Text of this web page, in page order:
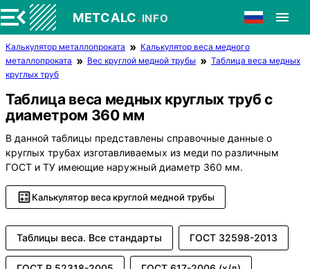
METCALC.INFO
Калькулятор металлопроката
Калькулятор веса медного
металлопроката
Вес круглой медной трубы
Таблица веса медных
круглых труб
Таблица веса медных круглых труб с
диаметром 360 мм
В данной таблицы представлены справочные данные о
круглых трубах изготавливаемых из меди по различным
ГОСТ и ТУ имеющие наружный диаметр 360 мм.
Калькулятор веса круглой медной трубы
Таблицы веса. Все стандарты ГОСТ 32598-2013